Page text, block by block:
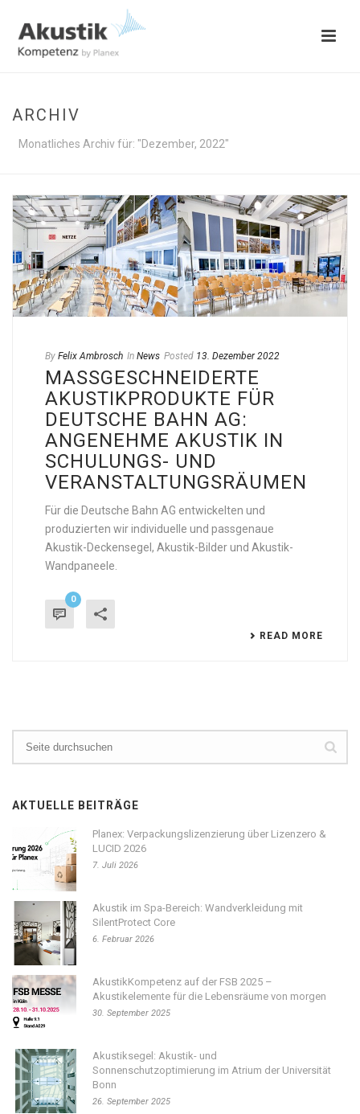
ARCHIV
Monatliches Archiv für: "Dezember, 2022"
By Felix Ambrosch In News Posted 13. Dezember 2022
MASSGESCHNEIDERTE A
KUSTIKPRODUKTE FÜR D
EUTSCHE BAHN AG: A
NGENEHME AKUSTIK IN S
CHULUNGS- UND V
ERANSTALTUNGSRÄUMEN
Für die Deutsche Bahn AG entwickelten und
produzierten wir individuelle und passgenaue
Akustik-Deckensegel, Akustik-Bilder und Akustik-
Wandpaneele.
0
READ MORE
AKTUELLE BEITRÄGE
Planex: Verpackungslizenzierung über Lizenzero &
LUCID 2026
7. Juli 2026
Akustik im Spa-Bereich: Wandverkleidung mit
SilentProtect Core
6. Februar 2026
AkustikKompetenz auf der FSB 2025 –
Akustikelemente für die Lebensräume von morgen
30. September 2025
Akustiksegel: Akustik- und
Sonnenschutzoptimierung im Atrium der Universität
Bonn
26. September 2025